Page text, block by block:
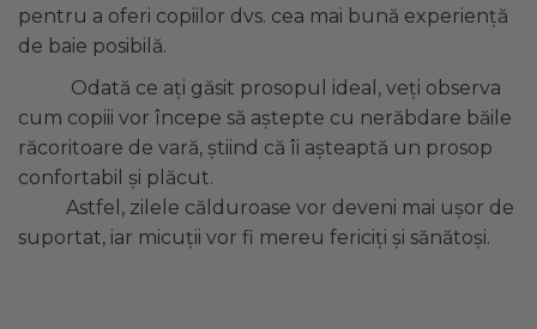
pentru a oferi copiilor dvs. cea mai bună experiență
de baie posibilă.
Odată ce ați găsit prosopul ideal, veți observa
cum copiii vor începe să aștepte cu nerăbdare băile
răcoritoare de vară, știind că îi așteaptă un prosop
confortabil și plăcut.
Astfel, zilele călduroase vor deveni mai ușor de
suportat, iar micuții vor fi mereu fericiți și sănătoși.